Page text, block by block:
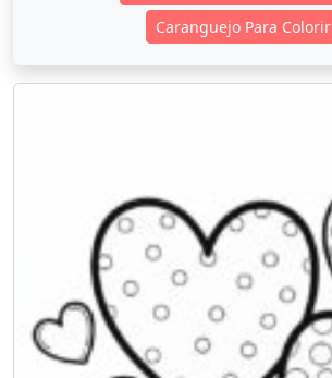
Caranguejo Para Colorir